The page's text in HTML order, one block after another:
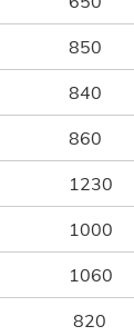
850
840
860
1230
1000
1060
820